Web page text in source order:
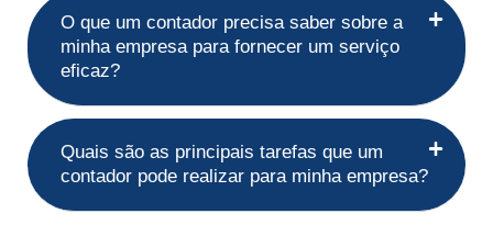
O que um contador precisa saber sobre a
minha empresa para fornecer um serviço
eficaz?
Quais são as principais tarefas que um
contador pode realizar para minha empresa?